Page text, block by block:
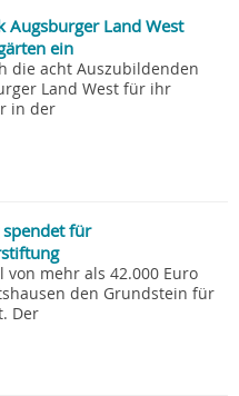
Augsburger Land West
ein
die acht Auszubildenden
Land West für ihr
in der
spendet für
mehr als 42.000 Euro
den Grundstein für
Der